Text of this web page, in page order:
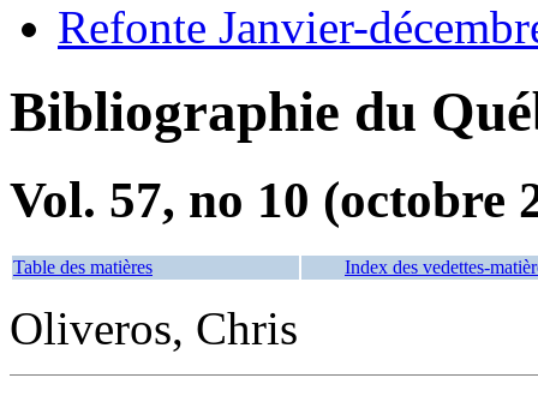
Refonte Janvier-
Bibliographie du
Vol. 57, no 10 (octobre
Table des matières Index des vedettes-
Oliveros, Chris